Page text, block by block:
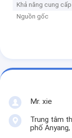
Khả năng cung cấp
Nguồn gốc
Mr. xie
Trung tâm
phố